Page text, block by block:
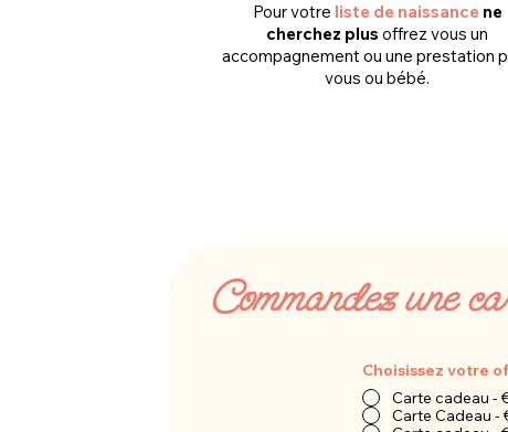
Pour votre liste de naissance ne
cherchez plus offrez vous un
accompagnement ou une prestation
vous ou bébé.
Commandez une
Choisissez votre
Carte cadeau -
Carte Cadeau -